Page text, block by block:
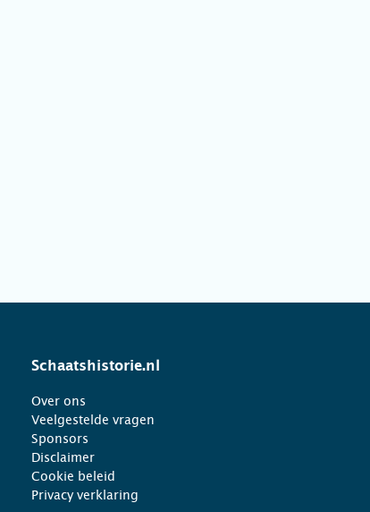
Schaatshistorie.nl
Over ons
Veelgestelde vragen
Sponsors
Disclaimer
Cookie beleid
Privacy verklaring